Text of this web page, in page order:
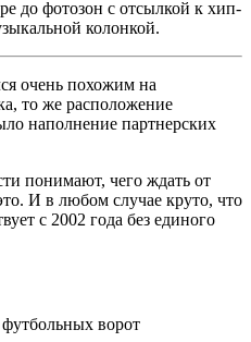
до фотозон с отсылкой к хип-
колонкой.
очень похожим на
то же расположение
наполнение партнерских
понимают, чего ждать от
И в любом случае круто, что
с 2002 года без единого
футбольных ворот